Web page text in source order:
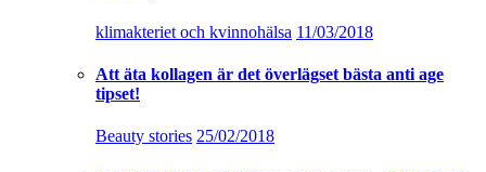
klimakteriet och kvinnohälsa 11/03/2018
Att äta kollagen är det överlägset bästa anti age
tipset!
Beauty stories 25/02/2018